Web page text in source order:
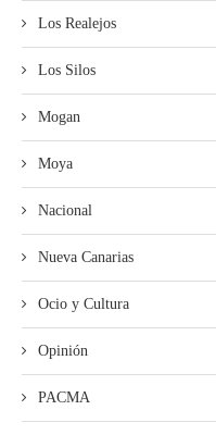
Los Realejos
Los Silos
Mogan
Moya
Nacional
Nueva Canarias
Ocio y Cultura
Opinión
PACMA